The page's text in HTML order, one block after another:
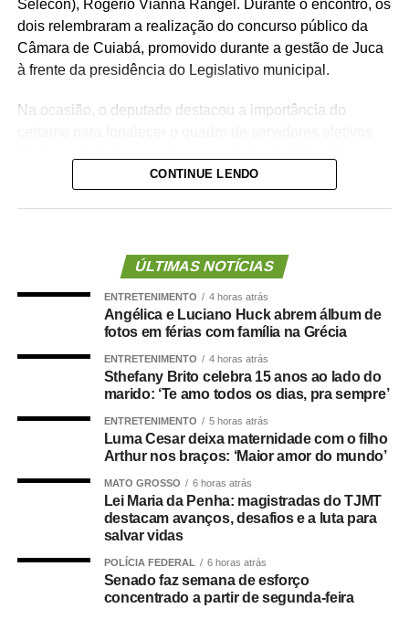
Selecon), Rogério Vianna Rangel. Durante o encontro, os
dois relembraram a realização do concurso público da
Câmara de Cuiabá, promovido durante a gestão de Juca
à frente da presidência do Legislativo municipal.
Na ocasião, o deputado destacou a importância do
Cuiabá, que é de todos nós mato-grossenses, o
parlamento mais antigo do Centro-Oeste brasileiro”,
vagas e formação de cadastro de reserva para cargos de
níveis médio e superior, contemplando funções como
confiança depositada no Instituto Selecon e destacou a
forma como o processo foi conduzido.
“Eu, em nome do Selecon, também agradeço ao
deputado porque, de fato, fizemos um concurso histórico,
graças à oportunidade que o Juca nos deu para
CONTINUE LENDO
ÚLTIMAS NOTÍCIAS
ENTRETENIMENTO 4 horas atrás
Angélica e Luciano Huck abrem álbum de
fotos em férias com família na Grécia
ENTRETENIMENTO 4 horas atrás
Sthefany Brito celebra 15 anos ao lado do
marido: ‘Te amo todos os dias, pra sempre’
ENTRETENIMENTO 5 horas atrás
Luma Cesar deixa maternidade com o filho
Arthur nos braços: ‘Maior amor do mundo’
MATO GROSSO 6 horas atrás
Lei Maria da Penha: magistradas do TJMT
destacam avanços, desafios e a luta para
salvar vidas
POLÍCIA FEDERAL 6 horas atrás
Senado faz semana de esforço
concentrado a partir de segunda-feira